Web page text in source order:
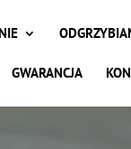
GWARANCJA